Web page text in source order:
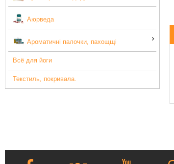
Аюрведа
Ароматичні палочки, пахощщі
Всё для йоги
Текстиль, покривала.